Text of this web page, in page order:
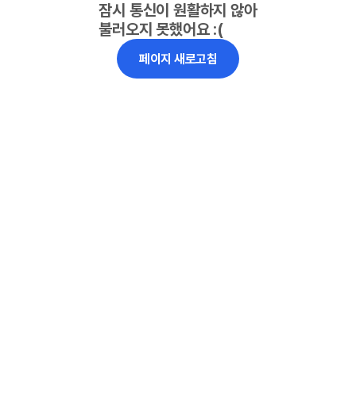
잠시 통신이 원활하지 않아
불러오지 못했어요 :(
페이지 새로고침